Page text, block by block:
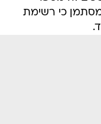
כי רשימת